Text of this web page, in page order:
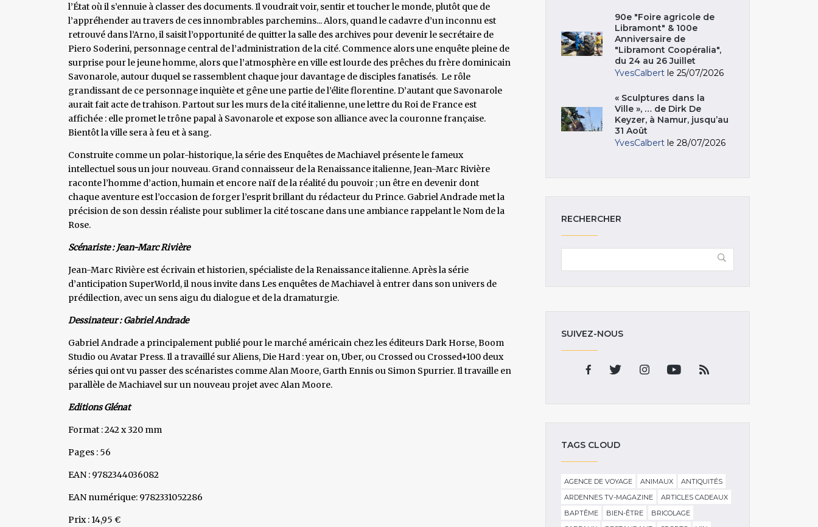
l’État où il s’ennuie à classer des documents. Il voudrait voir, sentir et toucher le monde, plutôt que de
l’appréhender au travers de ces innombrables parchemins... Alors, quand le cadavre d’un inconnu est
retrouvé dans l’Arno, il saisit l’opportunité de quitter la salle des archives pour devenir le secrétaire de
Piero Soderini, personnage central de l’administration de la cité. Commence alors une enquête pleine de
surprise pour le jeune homme, alors que l’atmosphère en ville est lourde des prêches du frère dominicain
Savonarole, autour duquel se rassemblent chaque jour davantage de disciples fanatisés. Le rôle
grandissant de ce personnage inquiète et gêne une partie de l’élite florentine. D’autant que Savonarole
aurait fait acte de trahison. Partout sur les murs de la cité italienne, une lettre du Roi de France est
affichée : elle promet le trône papal à Savonarole et expose son alliance avec la couronne française.
Bientôt la ville sera à feu et à sang.
Construite comme un polar-historique, la série des Enquêtes de Machiavel présente le fameux
intellectuel sous un jour nouveau. Grand connaisseur de la Renaissance italienne, Jean-Marc Rivière
raconte l’homme d’action, humain et encore naïf de la réalité du pouvoir ; un être en devenir dont
chaque aventure est l’occasion de forger l’esprit brillant du rédacteur du Prince. Gabriel Andrade met la
précision de son dessin réaliste pour sublimer la cité toscane dans une ambiance rappelant le Nom de la
Rose.
Scénariste : Jean-Marc Rivière
Jean-Marc Rivière est écrivain et historien, spécialiste de la Renaissance italienne. Après la série
d’anticipation SuperWorld, il nous invite dans Les enquêtes de Machiavel à entrer dans son univers de
prédilection, avec un sens aigu du dialogue et de la dramaturgie.
Dessinateur : Gabriel Andrade
Gabriel Andrade a principalement publié pour le marché américain chez les éditeurs Dark Horse, Boom
Studio ou Avatar Press. Il a travaillé sur Aliens, Die Hard : year on, Uber, ou Crossed ou Crossed+100 deux
séries qui ont vu passer des scénaristes comme Alan Moore, Garth Ennis ou Simon Spurrier. Il travaille en
parallèle de Machiavel sur un nouveau projet avec Alan Moore.
Editions Glénat
Format : 242 x 320 mm
Pages : 56
EAN : 9782344036082
EAN numérique: 9782331052286
Prix : 14,95 €
90e "Foire agricole de
Libramont" & 100e
Anniversaire de
"Libramont Coopéralia",
du 24 au 26 Juillet
YvesCalbert le 25/07/2026
« Sculptures dans la
Ville », … de Dirk De
Keyzer, à Namur, jusqu’au
31 Août
YvesCalbert le 28/07/2026
RECHERCHER
SUIVEZ-NOUS
TAGS CLOUD
AGENCE DE VOYAGE ANIMAUX
ANTIQUITÉS
ARDENNES TV-MAGAZINE
ARTICLES CADEAUX
BAPTÊME
BIEN-ÊTRE
BRICOLAGE